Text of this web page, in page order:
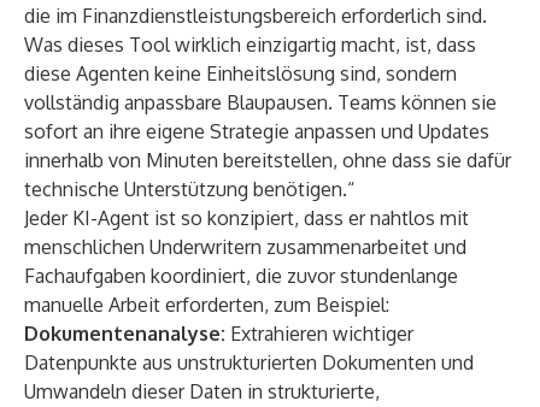
die im Finanzdienstleistungsbereich erforderlich sind.
Was dieses Tool wirklich einzigartig macht, ist, dass
diese Agenten keine Einheitslösung sind, sondern
vollständig anpassbare Blaupausen. Teams können sie
sofort an ihre eigene Strategie anpassen und Updates
innerhalb von Minuten bereitstellen, ohne dass sie dafür
technische Unterstützung benötigen.“
Jeder KI-Agent ist so konzipiert, dass er nahtlos mit
menschlichen Underwritern zusammenarbeitet und
Fachaufgaben koordiniert, die zuvor stundenlange
manuelle Arbeit erforderten, zum Beispiel:
Dokumentenanalyse: Extrahieren wichtiger
Datenpunkte aus unstrukturierten Dokumenten und
Umwandeln dieser Daten in strukturierte,